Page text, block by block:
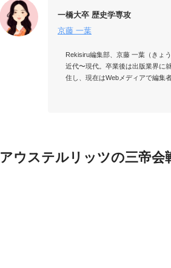
一橋大卒 歴史学専攻
京藤 一葉
Rekisiru編集部、京藤 一葉（きょ
近代〜現代。卒業後は出版業界に
住し、現在はWebメディアで編集者
アウステルリッツの三帝会